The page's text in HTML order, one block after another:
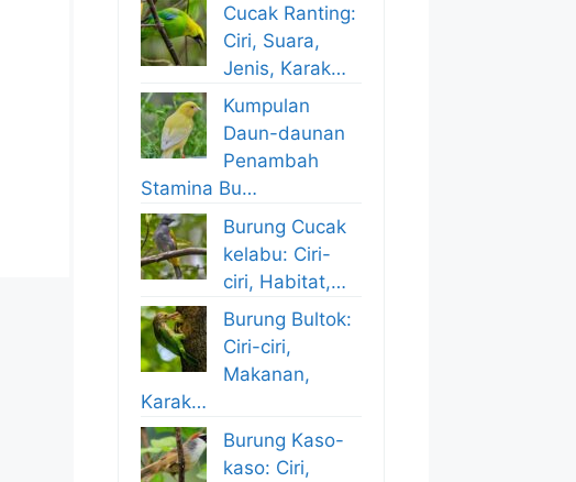
Cucak Ranting:
Ciri, Suara,
Jenis, Karak…
Kumpulan
Daun-daunan
Penambah
Stamina Bu…
Burung Cucak
kelabu: Ciri-
ciri, Habitat,…
Burung Bultok:
Ciri-ciri,
Makanan,
Karak…
Burung Kaso-
kaso: Ciri,